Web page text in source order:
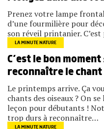
Prenez votre lampe
d’une fourmilière pour
son réveil printanier.
LA MINUTE NATURE
C’est le bon
reconnaître le chant
Le printemps arrive. Ça
chants des oiseaux ? On
leçon pour débutants !
trop durs à reconnaître…
LA MINUTE NATURE